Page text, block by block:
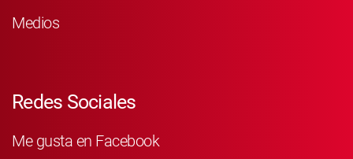
Medios
Redes Sociales
Me gusta en Facebook